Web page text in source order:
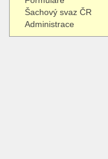
Šachový svaz ČR
Administrace